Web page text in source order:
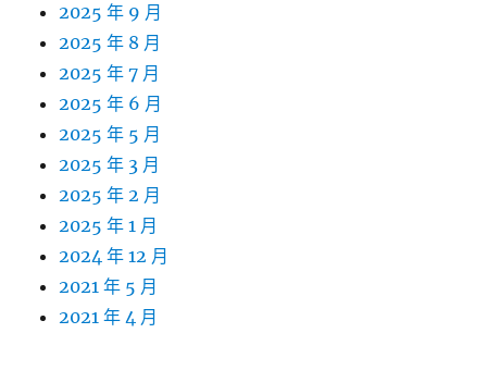
2025 年 9 月
2025 年 8 月
2025 年 7 月
2025 年 6 月
2025 年 5 月
2025 年 3 月
2025 年 2 月
2025 年 1 月
2024 年 12 月
2021 年 5 月
2021 年 4 月